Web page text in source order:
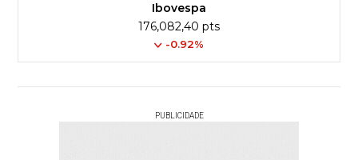
Ibovespa
176,082,40 pts
-0.92%
PUBLICIDADE